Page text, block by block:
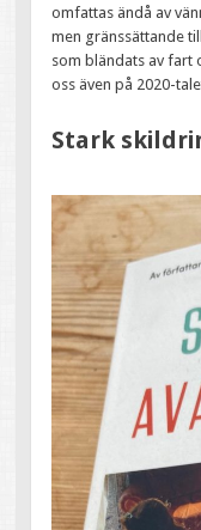
omfattas ändå av
men gränssättande
som bländats av fart
oss även på 2020-
Stark